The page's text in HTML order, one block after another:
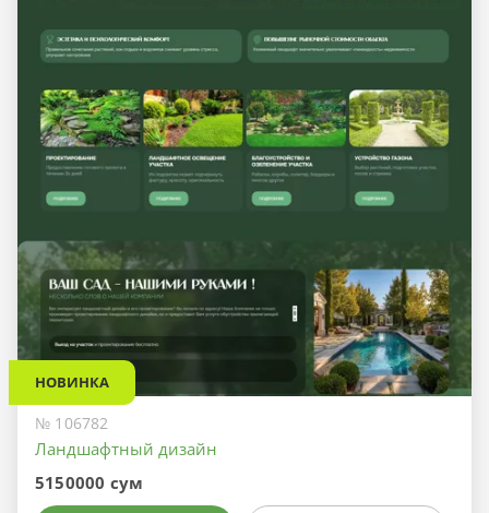
НОВИНКА
№ 106782
Ландшафтный дизайн
5150000 сум